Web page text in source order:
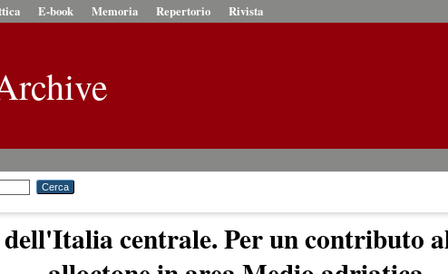
E-book Memoria Repertorio Rivista
centrale. Per un contributo